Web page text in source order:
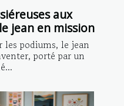
aux
jean en mission
les podiums, le jean
porté par un